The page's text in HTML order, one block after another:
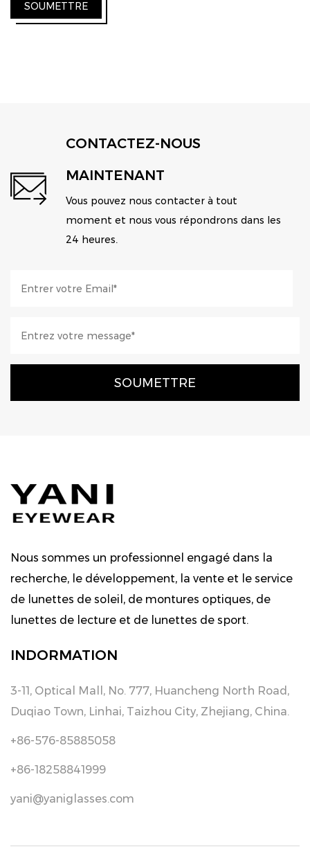
SOUMETTRE
CONTACTEZ-NOUS
MAINTENANT
Vous pouvez nous contacter à tout
moment et nous vous répondrons dans les
24 heures.
Nous sommes un professionnel engagé dans la
recherche, le développement, la vente et le service
de lunettes de soleil, de montures optiques, de
lunettes de lecture et de lunettes de sport.
INDORMATION
3-11, Optical Mall, No. 777, Huancheng North Road,
Duqiao Town, Linhai, Taizhou City, Zhejiang, China.
+86-576-85885058
+86-18258841999
yani@yaniglasses.com